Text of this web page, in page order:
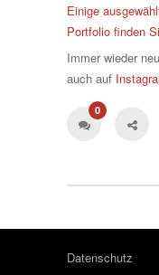
Einige
Portfolio finden
Immer wieder
auch auf
0
Datenschutz